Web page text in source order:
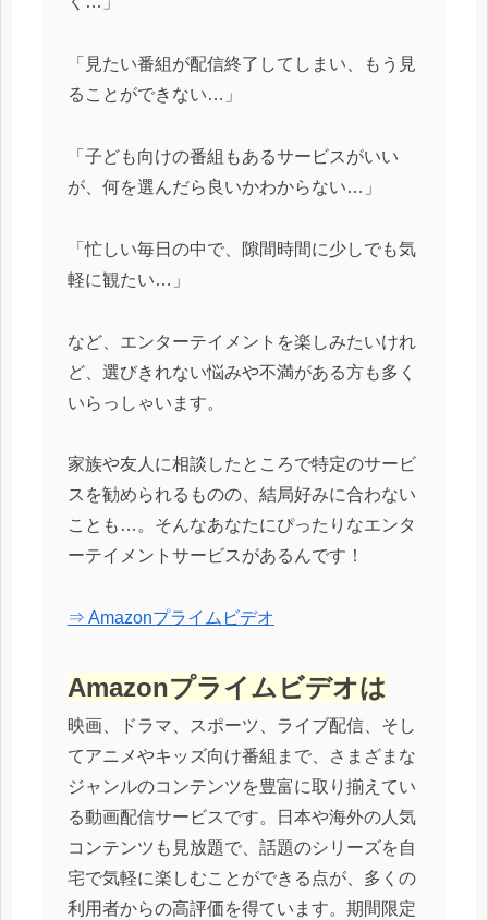
「見たい番組が配信終了してしまい、もう見
ることができない…」
「子ども向けの番組もあるサービスがいい
が、何を選んだら良いかわからない…」
「忙しい毎日の中で、隙間時間に少しでも気
軽に観たい…」
など、エンターテイメントを楽しみたいけれ
ど、選びきれない悩みや不満がある方も多く
いらっしゃいます。
家族や友人に相談したところで特定のサービ
スを勧められるものの、結局好みに合わない
ことも…。そんなあなたにぴったりなエンタ
ーテイメントサービスがあるんです！
⇒ Amazonプライムビデオ
Amazonプライムビデオは
映画、ドラマ、スポーツ、ライブ配信、そし
てアニメやキッズ向け番組まで、さまざまな
ジャンルのコンテンツを豊富に取り揃えてい
る動画配信サービスです。日本や海外の人気
コンテンツも見放題で、話題のシリーズを自
宅で気軽に楽しむことができる点が、多くの
利用者からの高評価を得ています。期間限定